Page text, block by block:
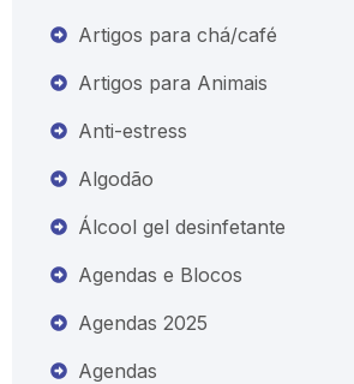
Artigos para chá/café
Artigos para Animais
Anti-estress
Algodão
Álcool gel desinfetante
Agendas e Blocos
Agendas 2025
Agendas